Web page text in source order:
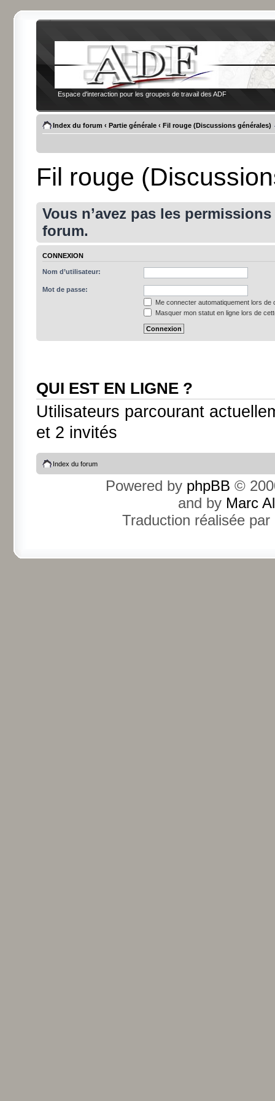
Espace d'interaction pour les groupes de travail des ADF
Index du forum ‹ Partie générale ‹ Fil rouge (Discussions générales)
Fil rouge
Vous n’avez pas les
forum.
CONNEXION
Nom d’utilisateur:
Mot de passe:
Me connecter automatiquement lors de
Masquer mon statut en ligne lors de
QUI EST EN LIGNE ?
Utilisateurs parcourant
et 2 invités
Index du forum
Powered by phpBB ©
and by Marc
Traduction réalisée par